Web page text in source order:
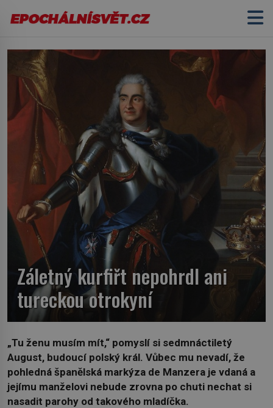
Záletný kurfiřt nepohrdl ani
tureckou otrokyní
„Tu ženu musím mít,“ pomyslí si sedmnáctiletý
August, budoucí polský král. Vůbec mu nevadí, že
pohledná španělská markýza de Manzera je vdaná a
jejímu manželovi nebude zrovna po chuti nechat si
nasadit parohy od takového mladíčka.